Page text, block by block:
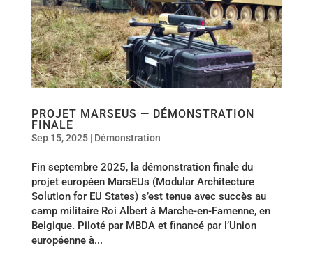
PROJET MARSEUS — DÉMONSTRATION
FINALE
Sep 15, 2025| Démonstration
Fin septembre 2025, la démonstration finale du
projet européen MarsEUs (Modular Architecture
Solution for EU States) s’est tenue avec succès au
camp militaire Roi Albert à Marche-en-Famenne, en
Belgique. Piloté par MBDA et financé par l’Union
européenne à...